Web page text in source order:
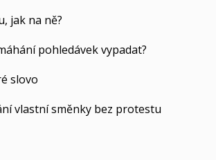
jak na ně?
pohledávek vypadat?
slovo
vlastní směnky bez protestu